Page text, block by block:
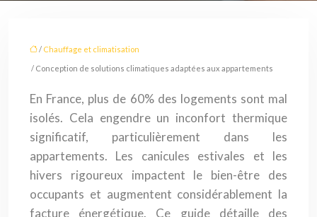
/ Chauffage et climatisation
/ Conception de solutions climatiques adaptées aux appartements
En France, plus de 60% des logements sont mal
isolés. Cela engendre un inconfort thermique
significatif, particulièrement dans les
appartements. Les canicules estivales et les
hivers rigoureux impactent le bien-être des
occupants et augmentent considérablement la
facture énergétique. Ce guide détaille des